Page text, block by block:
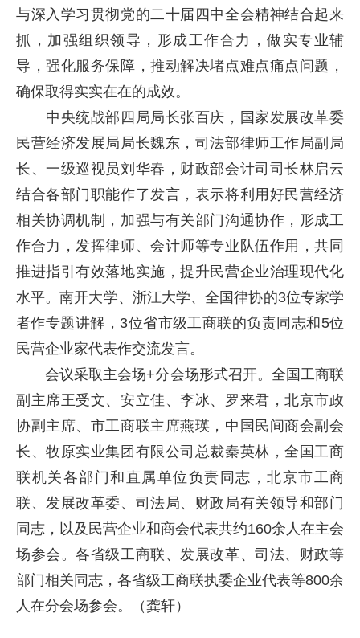
与深入学习贯彻党的二十届四中全会精神结合起来
抓，加强组织领导，形成工作合力，做实专业辅
导，强化服务保障，推动解决堵点难点痛点问题，
确保取得实实在在的成效。
中央统战部四局局长张百庆，国家发展改革委
民营经济发展局局长魏东，司法部律师工作局副局
长、一级巡视员刘华春，财政部会计司司长林启云
结合各部门职能作了发言，表示将利用好民营经济
相关协调机制，加强与有关部门沟通协作，形成工
作合力，发挥律师、会计师等专业队伍作用，共同
推进指引有效落地实施，提升民营企业治理现代化
水平。南开大学、浙江大学、全国律协的3位专家学
者作专题讲解，3位省市级工商联的负责同志和5位
民营企业家代表作交流发言。
会议采取主会场+分会场形式召开。全国工商联
副主席王受文、安立佳、李冰、罗来君，北京市政
协副主席、市工商联主席燕瑛，中国民间商会副会
长、牧原实业集团有限公司总裁秦英林，全国工商
联机关各部门和直属单位负责同志，北京市工商
联、发展改革委、司法局、财政局有关领导和部门
同志，以及民营企业和商会代表共约160余人在主会
场参会。各省级工商联、发展改革、司法、财政等
部门相关同志，各省级工商联执委企业代表等800余
人在分会场参会。（龚轩）